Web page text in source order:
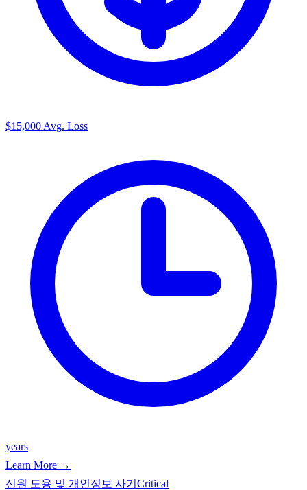
$15,000 Avg. Loss
years
Learn More →
신원 도용 및 개인정보 사기 Critical